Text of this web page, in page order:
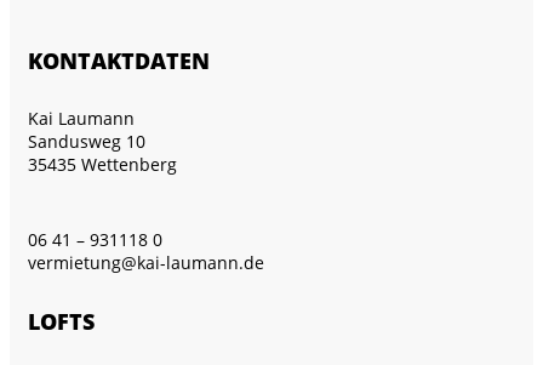
KONTAKTDATEN
Kai Laumann
Sandusweg 10
35435 Wettenberg
06 41 – 931118 0
vermietung@kai-laumann.de
LOFTS